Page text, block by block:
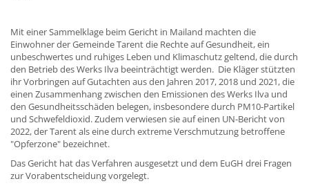
Mit einer Sammelklage beim Gericht in Mailand machten die
Einwohner der Gemeinde Tarent die Rechte auf Gesundheit, ein
unbeschwertes und ruhiges Leben und Klimaschutz geltend, die durch
den Betrieb des Werks Ilva beeinträchtigt werden. Die Kläger stützten
ihr Vorbringen auf Gutachten aus den Jahren 2017, 2018 und 2021, die
einen Zusammenhang zwischen den Emissionen des Werks Ilva und
den Gesundheitsschäden belegen, insbesondere durch PM10-Partikel
und Schwefeldioxid. Zudem verwiesen sie auf einen UN-Bericht von
2022, der Tarent als eine durch extreme Verschmutzung betroffene
"Opferzone" bezeichnet.
Das Gericht hat das Verfahren ausgesetzt und dem EuGH drei Fragen
zur Vorabentscheidung vorgelegt.